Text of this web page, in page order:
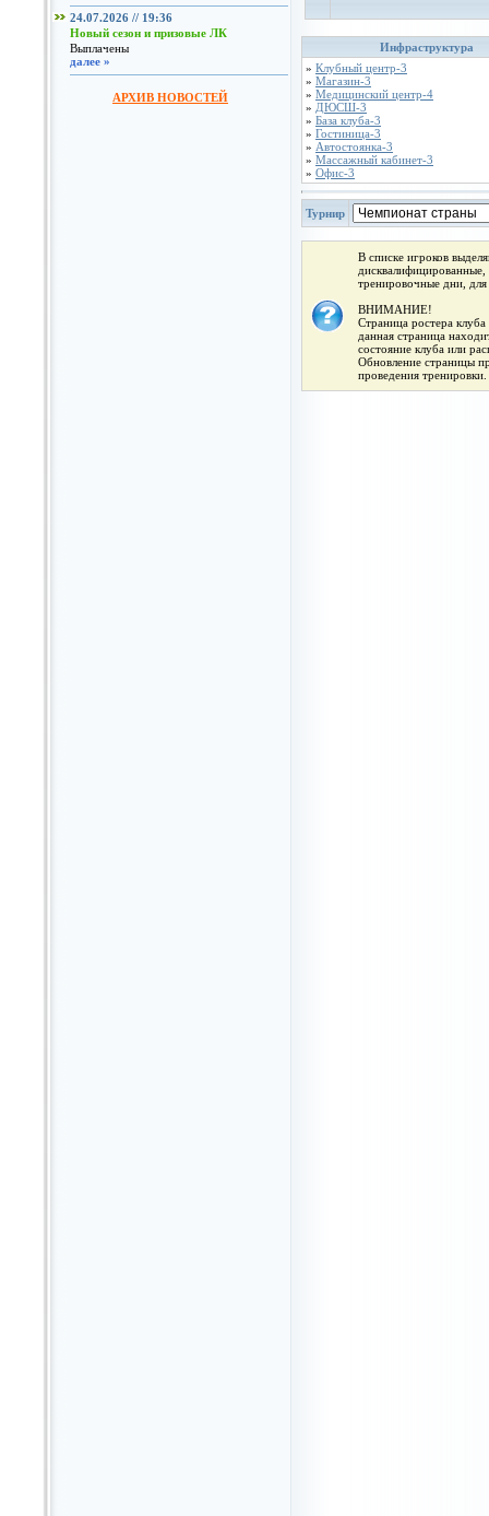
24.07.2026 // 19:36
Новый сезон и призовые ЛК
Выплачены
далее »
АРХИВ НОВОСТЕЙ
Инфраструктура
» Клубный центр-3
» Магазин-3
» Медицинский центр-4
» ДЮСШ-3
» База клуба-3
» Гостиница-3
» Автостоянка-3
» Массажный кабинет-3
» Офис-3
Турнир
В списке игроков
тренировочные дни,
ВНИМАНИЕ!
Страница ростера
данная страница
состояние клуба или
Обновление страницы
проведения тренировки.